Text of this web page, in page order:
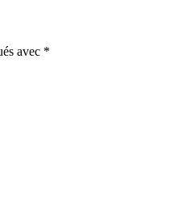
avec *